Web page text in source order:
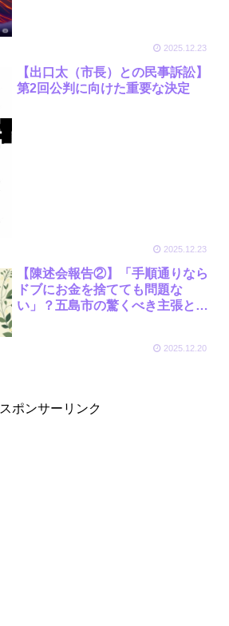
2025.12.23
【出口太（市長）との民事訴訟】
第2回公判に向けた重要な決定
2025.12.23
【陳述会報告②】「手順通りなら
ドブにお金を捨てても問題な
い」？五島市の驚くべき主張と、
2025.12.20
スポンサーリンク